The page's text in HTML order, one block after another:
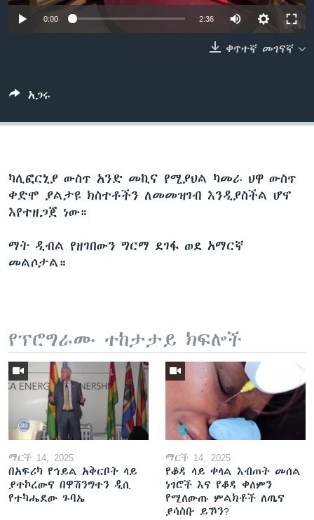
0:00 2:36
ቀጥተኛ መገናኛ
አጋሩ
ካሊፎርኒያ ውስጥ አንድ መኪና የሚያህል ካመራ ህዋ ውስጥ
ቀድሞ ያልታዩ ክስተቶችን ለመመዝገብ እንዲያስችል ሆኖ
እየተዘጋጀ ነው።
ማት ዲብል የዘገበውን ግርማ ደገፋ ወደ አማርኛ
መልሶታል።
የፕሮግራሙ ተከታታይ ክፍሎች
ማርች 14, 2025
በአፍሪካ የኅይል አቅርቦት ላይ
ያተኮረውና በዋሽንግተን ዲሲ
የተካሔደው ጉባኤ
ማርች 14, 2025
የቆዳ ላይ ቀላል እብጠት መሰል
ነገሮች እና የቆዳ ቀለምን
የሚለውጡ ምልክቶች ለጤና
ያሳስቡ ይኾን?